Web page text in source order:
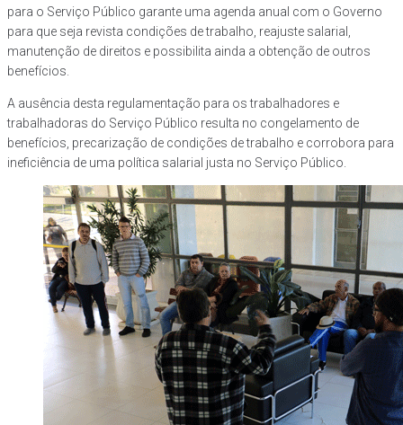
para o Serviço Público garante uma agenda anual com o Governo
para que seja revista condições de trabalho, reajuste salarial,
manutenção de direitos e possibilita ainda a obtenção de outros
benefícios.
A ausência desta regulamentação para os trabalhadores e
trabalhadoras do Serviço Público resulta no congelamento de
benefícios, precarização de condições de trabalho e corrobora para
ineficiência de uma política salarial justa no Serviço Público.